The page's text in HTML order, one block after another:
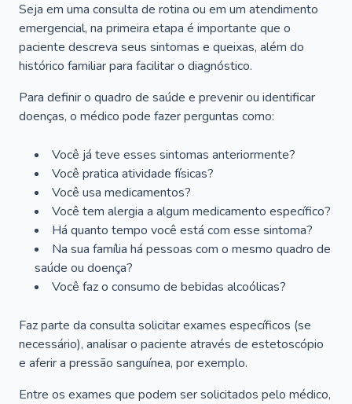
Seja em uma consulta de rotina ou em um atendimento
emergencial, na primeira etapa é importante que o
paciente descreva seus sintomas e queixas, além do
histórico familiar para facilitar o diagnóstico.
Para definir o quadro de saúde e prevenir ou identificar
doenças, o médico pode fazer perguntas como:
Você já teve esses sintomas anteriormente?
Você pratica atividade físicas?
Você usa medicamentos?
Você tem alergia a algum medicamento específico?
Há quanto tempo você está com esse sintoma?
Na sua família há pessoas com o mesmo quadro de
saúde ou doença?
Você faz o consumo de bebidas alcoólicas?
Faz parte da consulta solicitar exames específicos (se
necessário), analisar o paciente através de estetoscópio
e aferir a pressão sanguínea, por exemplo.
Entre os exames que podem ser solicitados pelo médico,